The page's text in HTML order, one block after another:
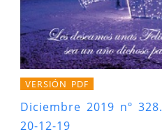
VERSIÓN PDF
Diciembre 2019 nº 328.
20-12-19